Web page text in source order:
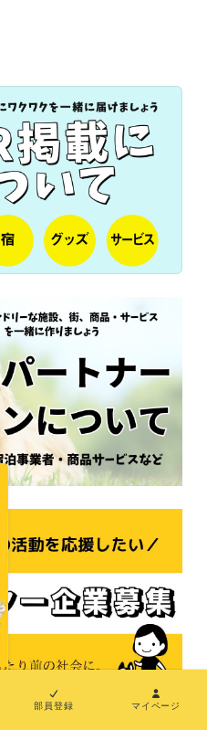
部員登録 マイページ